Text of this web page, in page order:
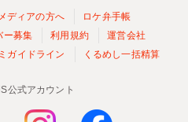
メディアの方へ
ロケ弁手帳
ー募集
利用規約
運営会社
ガイドライン くるめし一括精算
公式アカウント